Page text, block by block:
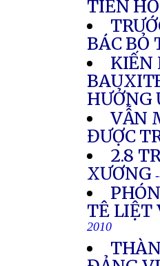
TIỀN
BÁC BỎ
KIẾN
HƯỞNG
VẪN
ĐƯỢC
2.8
XƯƠNG
TÊ LIỆT
2010